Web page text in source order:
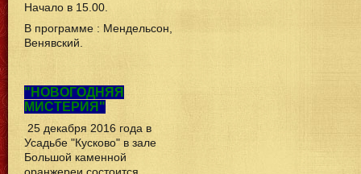
Начало в 15.00.
В программе : Мендельсон,
Венявский.
"НОВОГОДНЯЯ
МИСТЕРИЯ"
25 декабря 2016 года в
Усадьбе "Кусково" в зале
Большой каменной